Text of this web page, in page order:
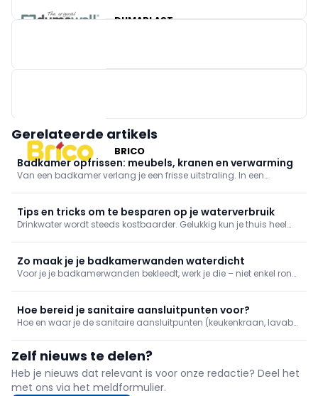
DUMAPLAST
BRICO
Gerelateerde artikels
Badkamer opfrissen: meubels, kranen en verwarming
Van een badkamer verlang je een frisse uitstraling. In een
zuinige kranen en goede verwarming.
Tips en tricks om te besparen op je waterverbruik
Drinkwater wordt steeds kostbaarder. Gelukkig kun je thuis heel
verlaag meteen je waterfactuur.
Zo maak je je badkamerwanden waterdicht
Voor je je badkamerwanden bekleedt, werk je die – niet enkel rond
je dat aanpakt.
Hoe bereid je sanitaire aansluitpunten voor?
Hoe en waar je de sanitaire aansluitpunten (keukenkraan, lavabo,
te laag voorziet.
Zelf nieuws te delen?
Heb je nieuws dat relevant is voor onze redactie? Deel het
met ons via het meldformulier.